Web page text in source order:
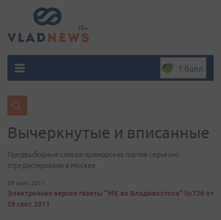
1 балл
Вычеркнутые и вписанные
Предвыборные списки приморских партий серьезно
отредактировали в Москве
29 сент. 2011
Электронная версия газеты "МК во Владивостоке" №726 от
29 сент. 2011